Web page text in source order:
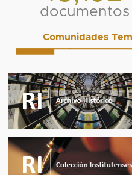
documentos
Comunidades